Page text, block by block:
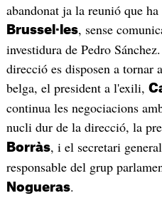
abandonat ja la reunió que
Brussel·les, sense
investidura de Pedro
direcció es disposen a tornar
belga, el president a l'exili,
continua les negociacions
nucli dur de la direcció, la
Borràs, i el secretari
responsable del grup
Nogueras.